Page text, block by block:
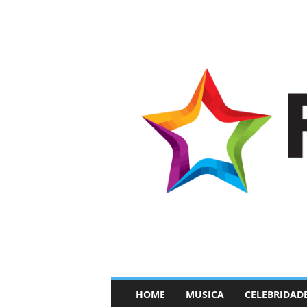
HOME MUSICA